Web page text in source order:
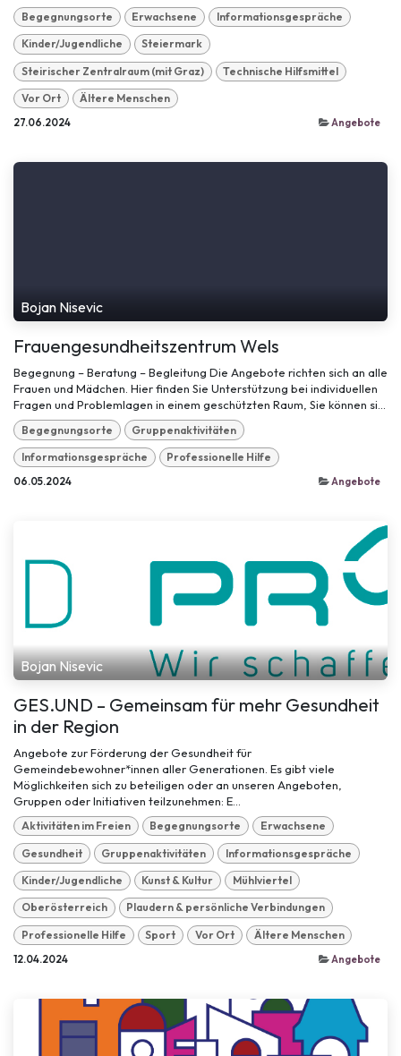
Begegnungsorte Erwachsene Informationsgespräche
Kinder/Jugendliche Steiermark
Steirischer Zentralraum (mit Graz) Technische Hilfsmittel
Vor Ort Ältere Menschen
27.06.2024 Angebote
Bojan Nisevic
Frauengesundheitszentrum Wels
Begegnung – Beratung – Begleitung Die Angebote richten sich an alle
Frauen und Mädchen. Hier finden Sie Unterstützung bei individuellen
Fragen und Problemlagen in einem geschützten Raum, Sie können si...
Begegnungsorte Gruppenaktivitäten
Informationsgespräche Professionelle Hilfe
06.05.2024 Angebote
Bojan Nisevic
GES.UND – Gemeinsam für mehr Gesundheit
in der Region
Angebote zur Förderung der Gesundheit für
Gemeindebewohner*innen aller Generationen. Es gibt viele
Möglichkeiten sich zu beteiligen oder an unseren Angeboten,
Gruppen oder Initiativen teilzunehmen: E...
Aktivitäten im Freien Begegnungsorte Erwachsene
Gesundheit Gruppenaktivitäten Informationsgespräche
Kinder/Jugendliche Kunst & Kultur Mühlviertel
Oberösterreich Plaudern & persönliche Verbindungen
Professionelle Hilfe Sport Vor Ort Ältere Menschen
12.04.2024 Angebote